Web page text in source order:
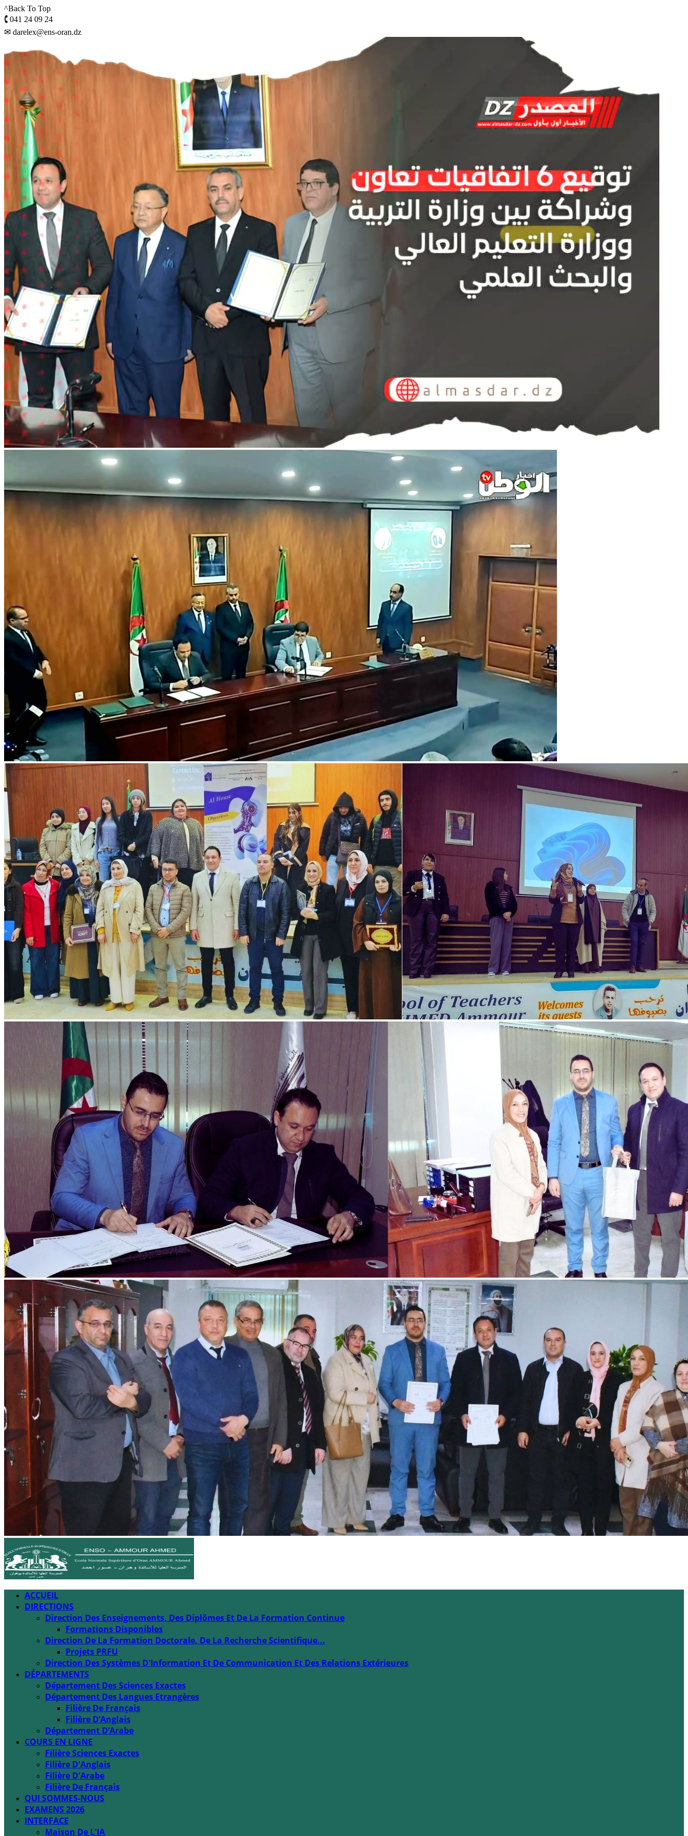
^Back To Top
🕻 041 24 09 24
✉ darelex@ens-oran.dz
ACCUEIL
DIRECTIONS
Direction Des Enseignements, Des Diplômes Et De La Formation Continue
Formations Disponibles
Direction De La Formation Doctorale, De La Recherche Scientifique...
Projets PRFU
Direction Des Systèmes D'Information Et De Communication Et Des Relations Extérieures
DÉPARTEMENTS
Département Des Sciences Exactes
Département Des Langues Etrangères
Filière De Français
Filière D’Anglais
Département D’Arabe
COURS EN LIGNE
Filière Sciences Exactes
Filière D'Anglais
Filière D'Arabe
Filière De Français
QUI SOMMES-NOUS
EXAMENS 2026
INTERFACE
Maison De L'IA